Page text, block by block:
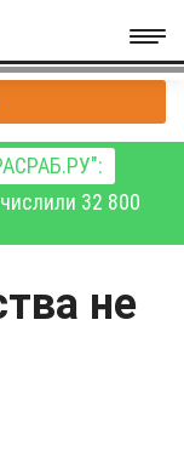
32 800
не